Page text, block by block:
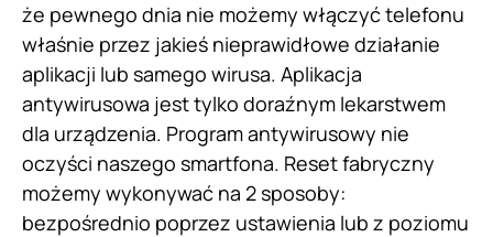
że pewnego dnia nie możemy włączyć telefonu
właśnie przez jakieś nieprawidłowe działanie
aplikacji lub samego wirusa. Aplikacja
antywirusowa jest tylko doraźnym lekarstwem
dla urządzenia. Program antywirusowy nie
oczyści naszego smartfona. Reset fabryczny
możemy wykonywać na 2 sposoby:
bezpośrednio poprzez ustawienia lub z poziomu